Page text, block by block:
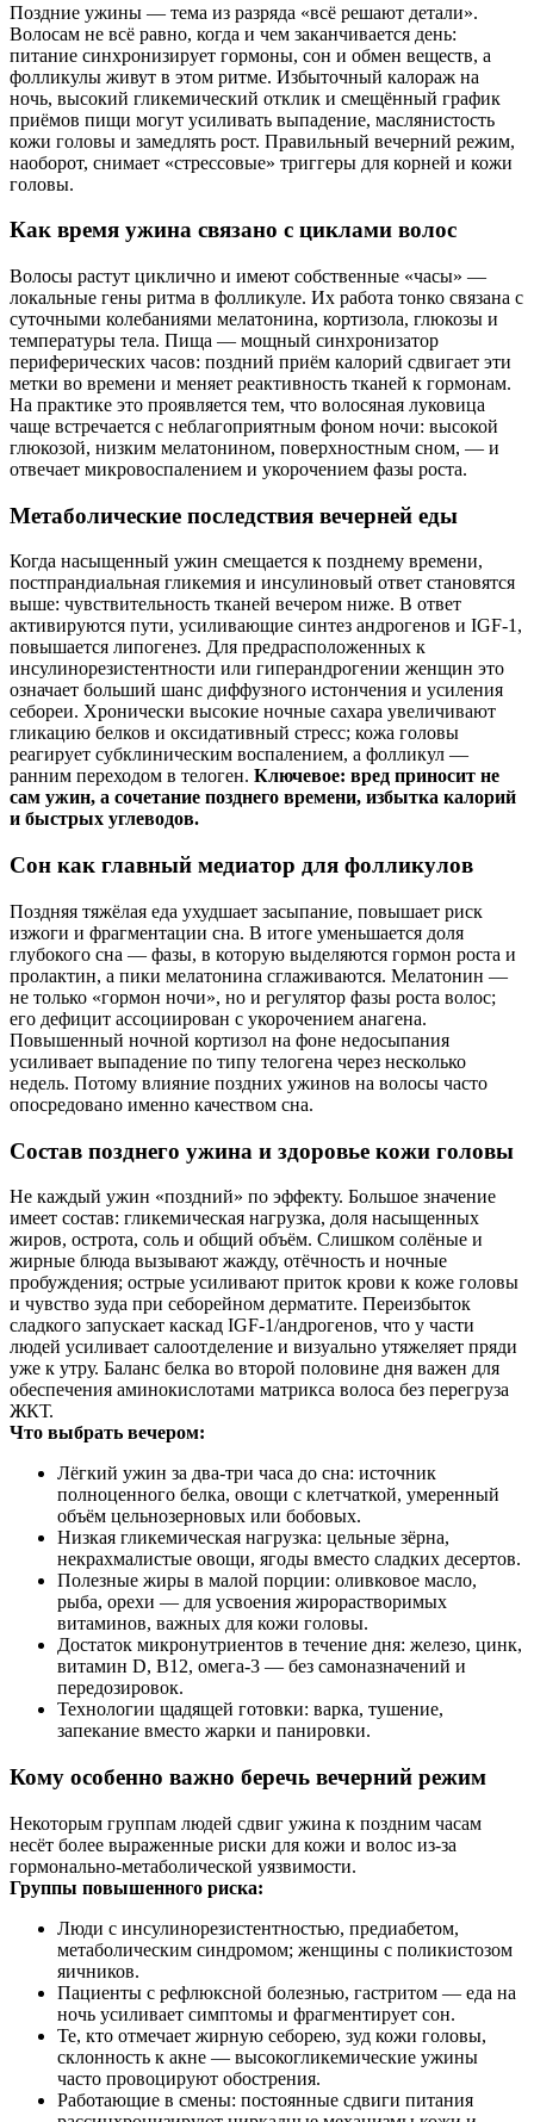
Поздние ужины — тема из разряда «всё решают детали».
Волосам не всё равно, когда и чем заканчивается день:
питание синхронизирует гормоны, сон и обмен веществ, а
фолликулы живут в этом ритме. Избыточный калораж на
ночь, высокий гликемический отклик и смещённый график
приёмов пищи могут усиливать выпадение, маслянистость
кожи головы и замедлять рост. Правильный вечерний режим,
наоборот, снимает «стрессовые» триггеры для корней и кожи
головы.
Как время ужина связано с циклами волос
Волосы растут циклично и имеют собственные «часы» —
локальные гены ритма в фолликуле. Их работа тонко связана с
суточными колебаниями мелатонина, кортизола, глюкозы и
температуры тела. Пища — мощный синхронизатор
периферических часов: поздний приём калорий сдвигает эти
метки во времени и меняет реактивность тканей к гормонам.
На практике это проявляется тем, что волосяная луковица
чаще встречается с неблагоприятным фоном ночи: высокой
глюкозой, низким мелатонином, поверхностным сном, — и
отвечает микровоспалением и укорочением фазы роста.
Метаболические последствия вечерней еды
Когда насыщенный ужин смещается к позднему времени,
постпрандиальная гликемия и инсулиновый ответ становятся
выше: чувствительность тканей вечером ниже. В ответ
активируются пути, усиливающие синтез андрогенов и IGF‑1,
повышается липогенез. Для предрасположенных к
инсулинорезистентности или гиперандрогении женщин это
означает больший шанс диффузного истончения и усиления
себореи. Хронически высокие ночные сахара увеличивают
гликацию белков и оксидативный стресс; кожа головы
реагирует субклиническим воспалением, а фолликул —
ранним переходом в телоген. Ключевое: вред приносит не
сам ужин, а сочетание позднего времени, избытка калорий
и быстрых углеводов.
Сон как главный медиатор для фолликулов
Поздняя тяжёлая еда ухудшает засыпание, повышает риск
изжоги и фрагментации сна. В итоге уменьшается доля
глубокого сна — фазы, в которую выделяются гормон роста и
пролактин, а пики мелатонина сглаживаются. Мелатонин —
не только «гормон ночи», но и регулятор фазы роста волос;
его дефицит ассоциирован с укорочением анагена.
Повышенный ночной кортизол на фоне недосыпания
усиливает выпадение по типу телогена через несколько
недель. Потому влияние поздних ужинов на волосы часто
опосредовано именно качеством сна.
Состав позднего ужина и здоровье кожи головы
Не каждый ужин «поздний» по эффекту. Большое значение
имеет состав: гликемическая нагрузка, доля насыщенных
жиров, острота, соль и общий объём. Слишком солёные и
жирные блюда вызывают жажду, отёчность и ночные
пробуждения; острые усиливают приток крови к коже головы
и чувство зуда при себорейном дерматите. Переизбыток
сладкого запускает каскад IGF‑1/андрогенов, что у части
людей усиливает салоотделение и визуально утяжеляет пряди
уже к утру. Баланс белка во второй половине дня важен для
обеспечения аминокислотами матрикса волоса без перегруза
ЖКТ.
Что выбрать вечером:
Лёгкий ужин за два‑три часа до сна: источник
полноценного белка, овощи с клетчаткой, умеренный
объём цельнозерновых или бобовых.
Низкая гликемическая нагрузка: цельные зёрна,
некрахмалистые овощи, ягоды вместо сладких десертов.
Полезные жиры в малой порции: оливковое масло,
рыба, орехи — для усвоения жирорастворимых
витаминов, важных для кожи головы.
Достаток микронутриентов в течение дня: железо, цинк,
витамин D, B12, омега‑3 — без самоназначений и
передозировок.
Технологии щадящей готовки: варка, тушение,
запекание вместо жарки и панировки.
Кому особенно важно беречь вечерний режим
Некоторым группам людей сдвиг ужина к поздним часам
несёт более выраженные риски для кожи и волос из‑за
гормонально‑метаболической уязвимости.
Группы повышенного риска:
Люди с инсулинорезистентностью, предиабетом,
метаболическим синдромом; женщины с поликистозом
яичников.
Пациенты с рефлюксной болезнью, гастритом — еда на
ночь усиливает симптомы и фрагментирует сон.
Те, кто отмечает жирную себорею, зуд кожи головы,
склонность к акне — высокогликемические ужины
часто провоцируют обострения.
Работающие в смены: постоянные сдвиги питания